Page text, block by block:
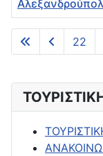
Άρθρα
22